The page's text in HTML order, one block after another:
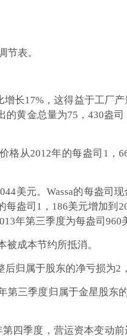
节表。
长17%，这得益于工厂
黄金总量为75，430盎司
格从2012年的每盎司1，
美元。Wassa的每盎司
盎司1，186美元增加到
年第三季度为每盎司960
成本节约所抵消。
归属于股东的净亏损为2
第三季度归属于金星股东
四季度，营运资本变动